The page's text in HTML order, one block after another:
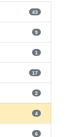
43
9
1
17
2
4
6